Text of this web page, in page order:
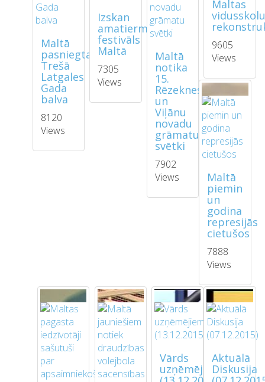
Maltā
pasniegta
Trešā
Latgales
Gada
balva
8120
Views
Izskan
amatiermākslas
festivāls
Maltā
7305
Views
Maltā
notika
15.
Rēzeknes
un
Viļānu
novadu
grāmatu
svētki
7902
Views
Maltas
9605
Views
Maltā
piemin
un
godina
represijās
cietušos
7888
Views
Vārds
uzņēmējiem
Aktuālā
Diskusija